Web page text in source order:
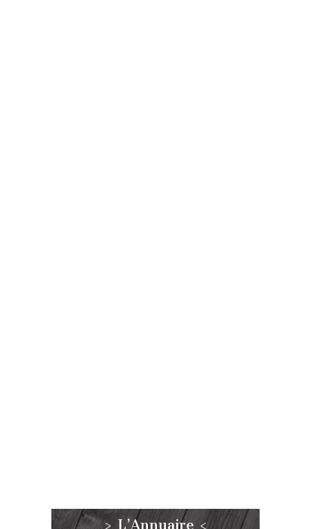
> L’Annuaire <